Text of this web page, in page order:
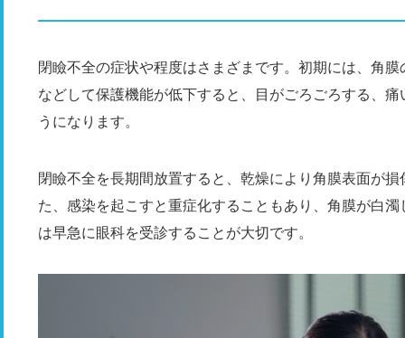
閉瞼不全の症状や程度はさまざまです。初期には、角
などして保護機能が低下すると、目がごろごろする、
うになります。
閉瞼不全を長期間放置すると、乾燥により角膜表面が損
た、感染を起こすと重症化することもあり、角膜が白
は早急に眼科を受診することが大切です。